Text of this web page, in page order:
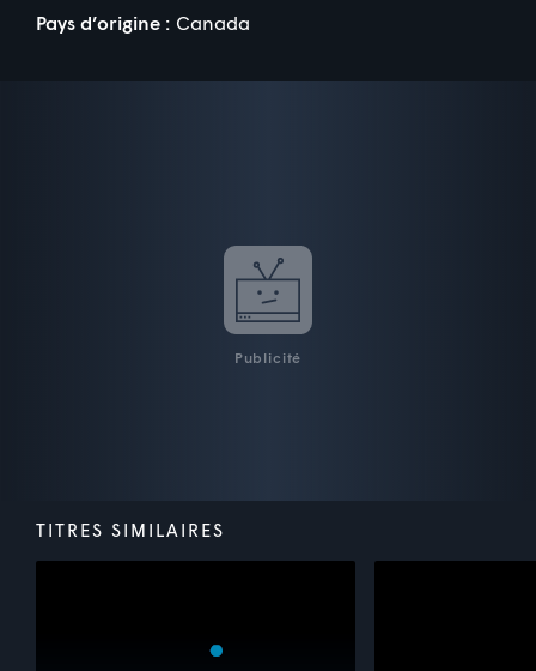
Pays d’origine : Canada
Publicité
TITRES SIMILAIRES